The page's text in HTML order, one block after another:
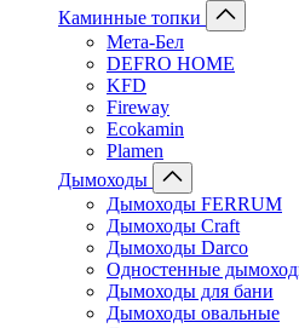
Каминные топки
Мета-Бел
DEFRO HOME
KFD
Fireway
Ecokamin
Plamen
Дымоходы
Дымоходы FERRUM
Дымоходы Craft
Дымоходы Darco
Одностенные
Дымоходы для бани
Дымоходы овальные